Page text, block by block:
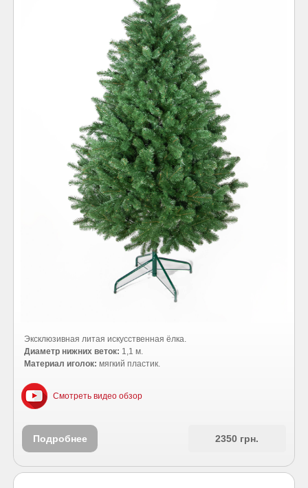
Эксклюзивная литая искусственная ёлка.
Диаметр нижних веток: 1,1 м.
Материал иголок: мягкий пластик.
Смотреть видео обзор
Подробнее 2350 грн.